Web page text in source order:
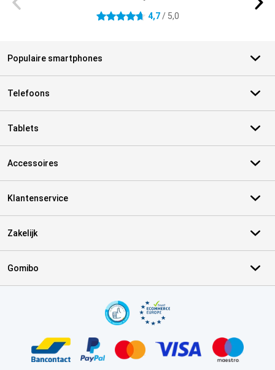
4.7 sterren 4,7/ 5,0
Populaire smartphones
Telefoons
Tablets
Accessoires
Klantenservice
Zakelijk
Gomibo